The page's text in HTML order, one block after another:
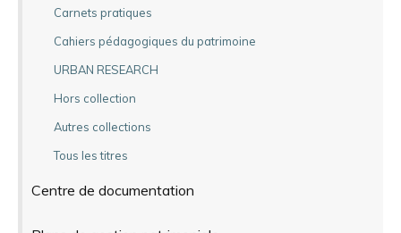
Carnets pratiques
Cahiers pédagogiques du patrimoine
URBAN RESEARCH
Hors collection
Autres collections
Tous les titres
Centre de documentation